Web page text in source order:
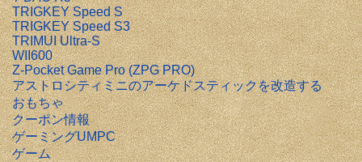
TRIGKEY Speed S
TRIGKEY Speed S3
TRIMUI Ultra-S
WII600
Z-Pocket Game Pro (ZPG PRO)
アストロシティミニのアーケドスティックを改造する
おもちゃ
クーポン情報
ゲーミングUMPC
ゲーム